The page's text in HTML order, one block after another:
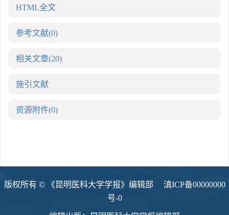
HTML全文
参考文献(0)
相关文章(20)
施引文献
资源附件(0)
版权所有 © 《昆明医科大学学报》编辑部 滇ICP备00000000
号-0